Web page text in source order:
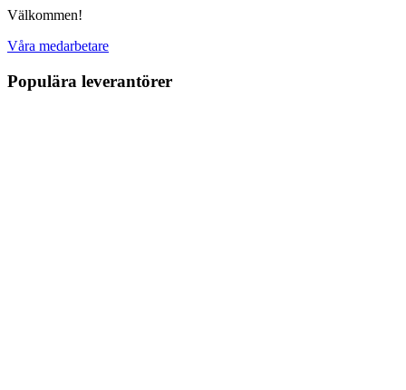
Välkommen!
Våra medarbetare
Populära leverantörer